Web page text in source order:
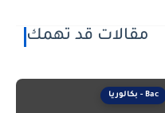
مقالات قد تهمك
بكالوريا - Bac